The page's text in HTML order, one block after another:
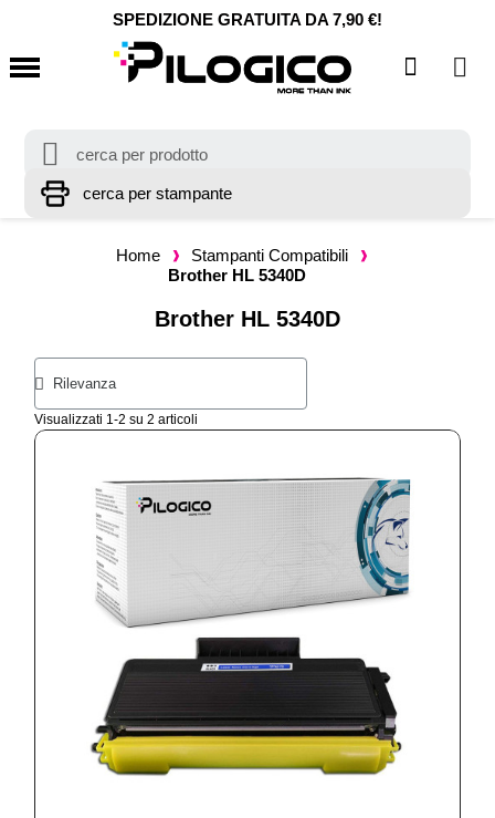
SPEDIZIONE GRATUITA DA 7,90 €!
Home
Stampanti Compatibili
Brother HL 5340D
Brother HL 5340D
Visualizzati 1-2 su 2 articoli